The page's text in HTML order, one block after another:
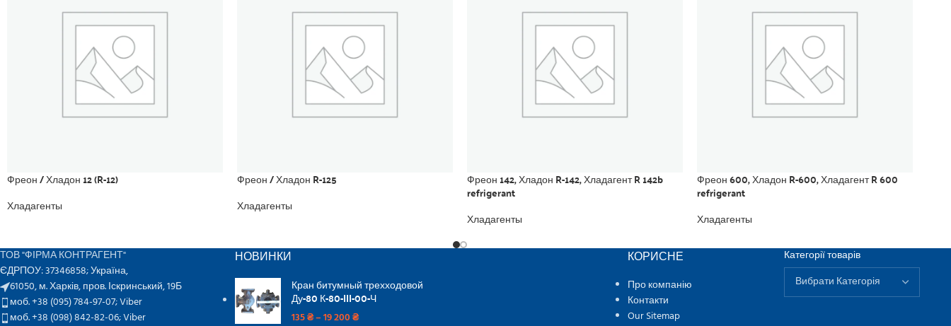
Фреон / Хладон 12 (R-12)
Хладагенты
Фреон / Хладон R-125
Хладагенты
Фреон 142, Хладон R-142, Хладагент R 142b
refrigerant
Хладагенты
Фреон 600, Хладон R-600, Хладагент R 600
refrigerant
Хладагенты
ТОВ "ФІРМА КОНТРАГЕНТ"
ЄДРПОУ: 37346858; Україна,
61050, м. Харків, пров. Іскринський, 19Б
моб. +38 (095) 784-97-07;Viber
моб. +38 (098) 842-82-06;Viber
НОВИНКИ
Кран битумный трехходовой
Ду-80 К-80-III-00-Ч
135₴–19 200₴
КОРИСНЕ
Про компанію
Контакти
Our Sitemap
Категорії товарів